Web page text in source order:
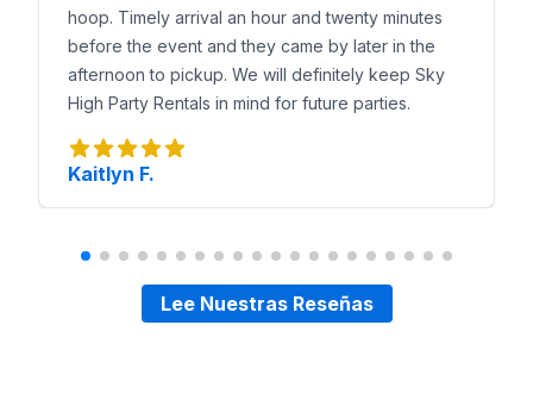
hoop. Timely arrival an hour and twenty minutes
before the event and they came by later in the
afternoon to pickup. We will definitely keep Sky
High Party Rentals in mind for future parties.
Kaitlyn F.
Lee Nuestras Reseñas